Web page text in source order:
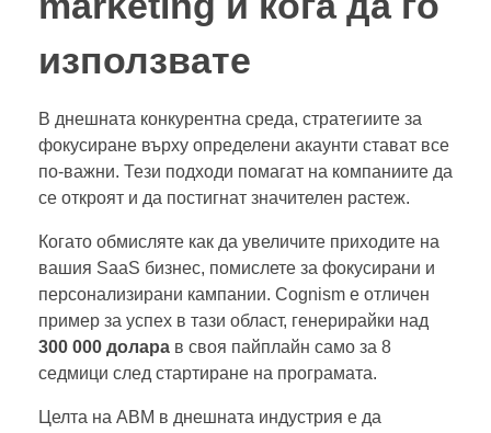
използвате
В днешната конкурентна среда, стратегиите за
фокусиране върху определени акаунти стават все
по-важни. Тези подходи помагат на компаниите да
се откроят и да постигнат значителен растеж.
Когато обмисляте как да увеличите приходите на
вашия SaaS бизнес, помислете за фокусирани и
персонализирани кампании. Cognism е отличен
пример за успех в тази област, генерирайки над
300 000 долара в своя пайплайн само за 8
седмици след стартиране на програмата.
Целта на ABM в днешната индустрия е да